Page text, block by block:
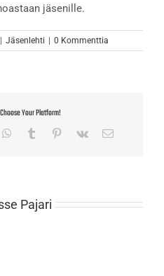
jäsenille.
| Jäsenlehti | 0 Kommenttia
Your Platform!
WhatsApp
Tumblr Pinterest
Vk Sähköposti
Pajari